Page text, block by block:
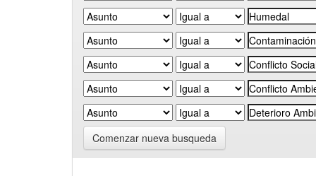
Comenzar nueva busqueda